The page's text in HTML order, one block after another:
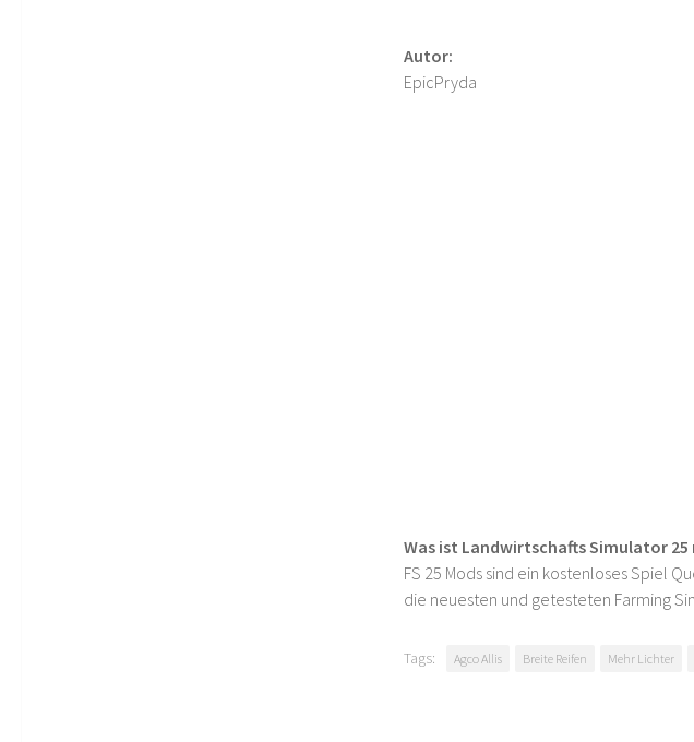
Autor:
EpicPryda
Was ist Landwirtschafts Simulator 25
FS 25 Mods sind ein kostenloses Spiel
die neuesten und getesteten Farming
Tags: Agco Allis Breite Reifen Mehr Lichter